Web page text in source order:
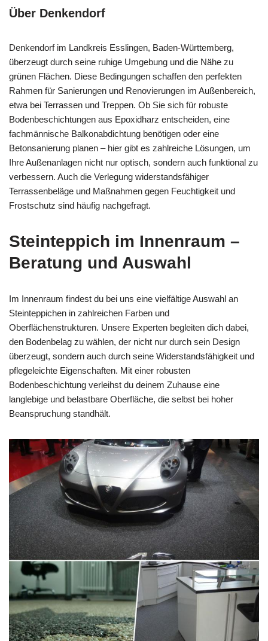
Über Denkendorf
Denkendorf im Landkreis Esslingen, Baden-Württemberg,
überzeugt durch seine ruhige Umgebung und die Nähe zu
grünen Flächen. Diese Bedingungen schaffen den perfekten
Rahmen für Sanierungen und Renovierungen im Außenbereich,
etwa bei Terrassen und Treppen. Ob Sie sich für robuste
Bodenbeschichtungen aus Epoxidharz entscheiden, eine
fachmännische Balkonabdichtung benötigen oder eine
Betonsanierung planen – hier gibt es zahlreiche Lösungen, um
Ihre Außenanlagen nicht nur optisch, sondern auch funktional zu
verbessern. Auch die Verlegung widerstandsfähiger
Terrassenbeläge und Maßnahmen gegen Feuchtigkeit und
Frostschutz sind häufig nachgefragt.
Steinteppich im Innenraum –
Beratung und Auswahl
Im Innenraum findest du bei uns eine vielfältige Auswahl an
Steinteppichen in zahlreichen Farben und
Oberflächenstrukturen. Unsere Experten begleiten dich dabei,
den Bodenbelag zu wählen, der nicht nur durch sein Design
überzeugt, sondern auch durch seine Widerstandsfähigkeit und
pflegeleichte Eigenschaften. Mit einer robusten
Bodenbeschichtung verleihst du deinem Zuhause eine
langlebige und belastbare Oberfläche, die selbst bei hoher
Beanspruchung standhält.